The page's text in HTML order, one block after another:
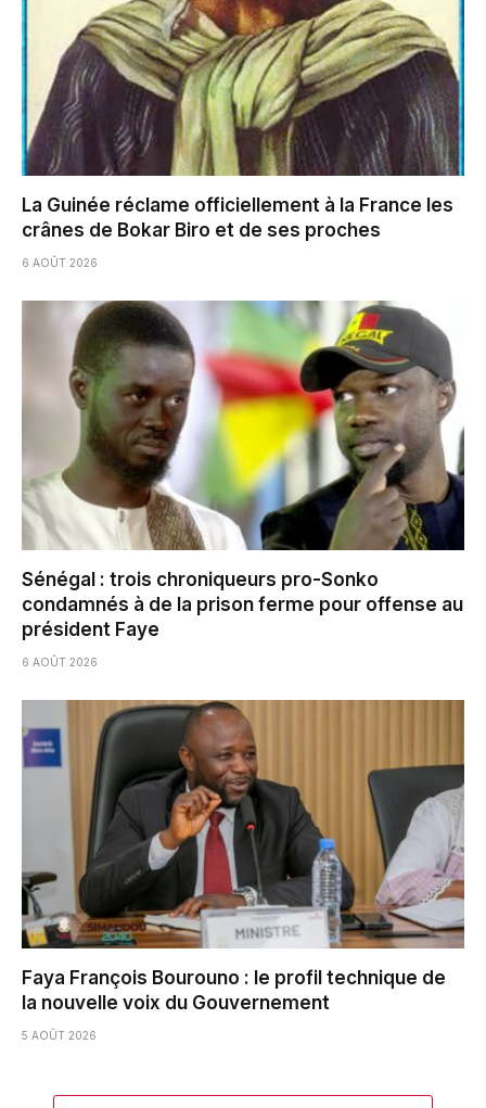
La Guinée réclame officiellement à la France les
crânes de Bokar Biro et de ses proches
6 AOÛT 2026
Sénégal : trois chroniqueurs pro-Sonko
condamnés à de la prison ferme pour offense au
président Faye
6 AOÛT 2026
Faya François Bourouno : le profil technique de
la nouvelle voix du Gouvernement
5 AOÛT 2026